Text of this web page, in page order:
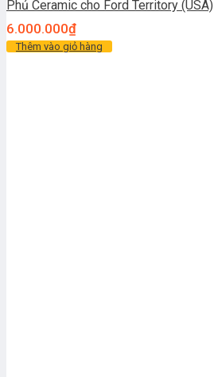
Phủ Ceramic cho Ford Territory (USA)
6.000.000₫
Thêm vào giỏ hàng